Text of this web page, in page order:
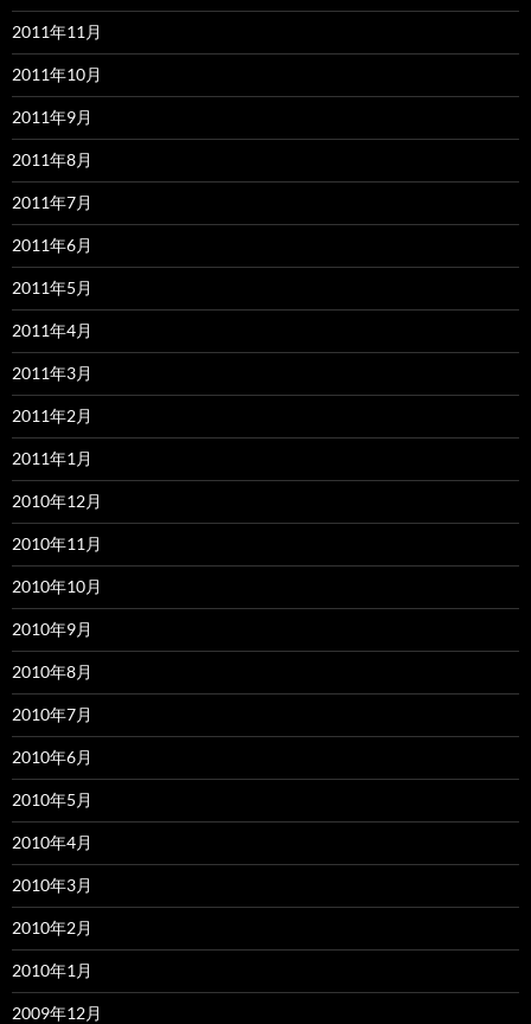
2011年11月
2011年10月
2011年9月
2011年8月
2011年7月
2011年6月
2011年5月
2011年4月
2011年3月
2011年2月
2011年1月
2010年12月
2010年11月
2010年10月
2010年9月
2010年8月
2010年7月
2010年6月
2010年5月
2010年4月
2010年3月
2010年2月
2010年1月
2009年12月